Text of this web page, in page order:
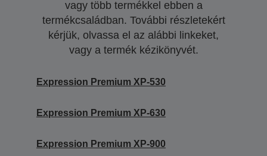
vagy több termékkel ebben a
termékcsaládban. További részletekért
kérjük, olvassa el az alábbi linkeket,
vagy a termék kézikönyvét.
Expression Premium XP-530
Expression Premium XP-630
Expression Premium XP-900